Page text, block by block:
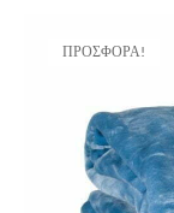
ΠΡΟΣΦΟΡΆ!